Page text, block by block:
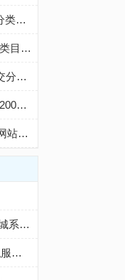
站长网址导航 - 专业目录网站_网站分类目录_网址导航
网站分类目录网 - 大家都用的免费分类目录网站大全 - 美链目录
17网址导航 - 免费网站收录_网址提交分类目录平台
开放分类目录 - 专业的网站目录始于2007年
网站目录_免费目录网站_分类目录_网站大全-网址目录360
发卡君 - 企业发卡系统 - 企业发卡商城系统 - 为企业提供安全、高效、自动化的卡密管理与发卡解决方案，降低运营成本，提升业务效率。
热血江湖私服：重温经典武侠梦，私服世界的江湖情怀与风险解析​